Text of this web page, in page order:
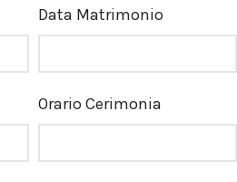
Data Matrimonio
Orario Cerimonia